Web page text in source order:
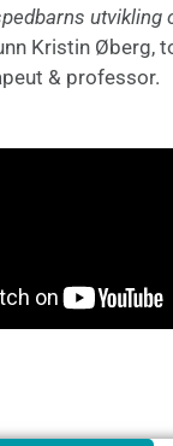
utvikling
Kristin Øberg,
& professor.